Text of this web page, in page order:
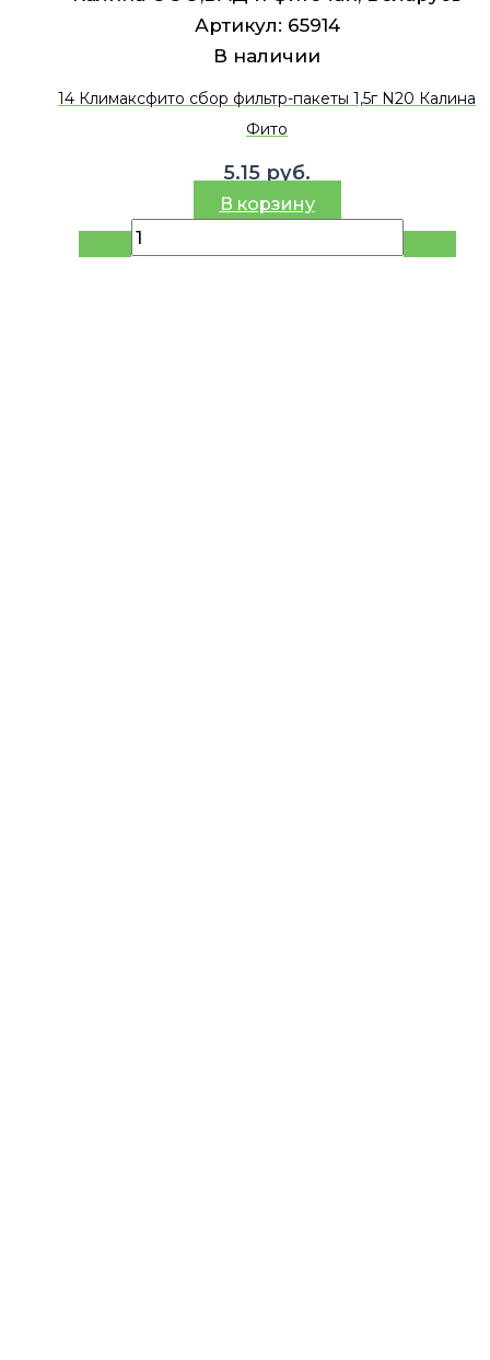
Артикул: 65914
В наличии
14 Климаксфито сбор фильтр-пакеты 1,5г N20 Калина
Фито
5.15 руб.
В корзину